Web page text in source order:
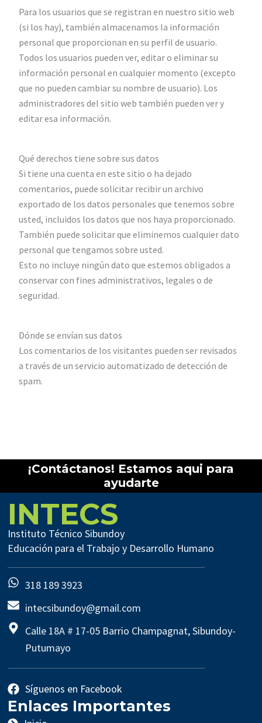
Para los usuarios que se registran en nuestro sitio web
(si los hay), también almacenamos la información
personal que proporcionan en su perfil de usuario.
Todos los usuarios pueden ver, editar o eliminar su
información personal en cualquier momento (excepto
que no pueden cambiar su nombre de usuario). Los
administradores del sitio web también pueden ver y
editar esa información.
Qué derechos tiene sobre sus datos
Si tiene una cuenta en este sitio o ha dejado
comentarios, puede solicitar recibir un archivo
exportado de los datos personales que tenemos sobre
usted, incluidos los datos que nos haya proporcionado.
También puede solicitar que eliminemos cualquier dato
personal que tengamos sobre usted.
Esto no incluye ningún dato que estemos obligados a
conservar con fines administrativos, legales o de
seguridad.
Dónde se envían sus datos
Los comentarios de los visitantes pueden ser revisados
a través de un servicio automatizado de detección de
spam.
¡Contáctanos! Estamos aqui para
ayudarte
INTECS
Instituto Técnico Sibundoy
Educación para el Trabajo y Desarrollo Humano
318 189 3923
intecsibundoy@gmail.com
Calle 18A # 17-05 Barrio Champagnat, Sibundoy-
Putumayo
Síguenos en Facebook
Enlaces Importantes